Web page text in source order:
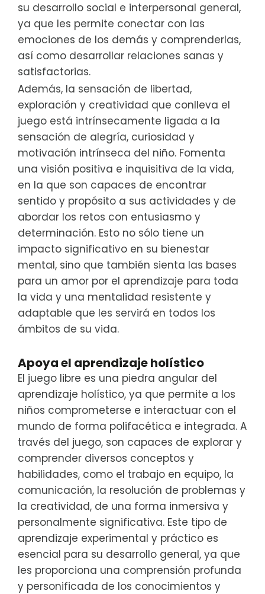
su desarrollo social e interpersonal general,
ya que les permite conectar con las
emociones de los demás y comprenderlas,
así como desarrollar relaciones sanas y
satisfactorias.
Además, la sensación de libertad,
exploración y creatividad que conlleva el
juego está intrínsecamente ligada a la
sensación de alegría, curiosidad y
motivación intrínseca del niño. Fomenta
una visión positiva e inquisitiva de la vida,
en la que son capaces de encontrar
sentido y propósito a sus actividades y de
abordar los retos con entusiasmo y
determinación. Esto no sólo tiene un
impacto significativo en su bienestar
mental, sino que también sienta las bases
para un amor por el aprendizaje para toda
la vida y una mentalidad resistente y
adaptable que les servirá en todos los
ámbitos de su vida.
Apoya el aprendizaje holístico
El juego libre es una piedra angular del
aprendizaje holístico, ya que permite a los
niños comprometerse e interactuar con el
mundo de forma polifacética e integrada. A
través del juego, son capaces de explorar y
comprender diversos conceptos y
habilidades, como el trabajo en equipo, la
comunicación, la resolución de problemas y
la creatividad, de una forma inmersiva y
personalmente significativa. Este tipo de
aprendizaje experimental y práctico es
esencial para su desarrollo general, ya que
les proporciona una comprensión profunda
y personificada de los conocimientos y